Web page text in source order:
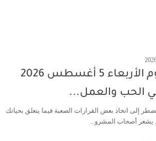
أبراج اليوم الأربعاء 5 أغسطس 2026
الحب والعمل...
إلى اتخاذ بعض القرارات الصعبة فيما يتعلق بحياتك
يشعر أصحاب المشرو...